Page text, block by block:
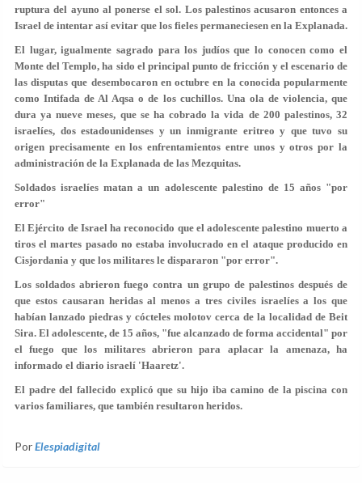
ruptura del ayuno al ponerse el sol. Los palestinos acusaron entonces a
Israel de intentar así evitar que los fieles permaneciesen en la Explanada.
El lugar, igualmente sagrado para los judíos que lo conocen como el
Monte del Templo, ha sido el principal punto de fricción y el escenario de
las disputas que desembocaron en octubre en la conocida popularmente
como Intifada de Al Aqsa o de los cuchillos. Una ola de violencia, que
dura ya nueve meses, que se ha cobrado la vida de 200 palestinos, 32
israelíes, dos estadounidenses y un inmigrante eritreo y que tuvo su
origen precisamente en los enfrentamientos entre unos y otros por la
administración de la Explanada de las Mezquitas.
Soldados israelíes matan a un adolescente palestino de 15 años "por
error"
El Ejército de Israel ha reconocido que el adolescente palestino muerto a
tiros el martes pasado no estaba involucrado en el ataque producido en
Cisjordania y que los militares le dispararon "por error".
Los soldados abrieron fuego contra un grupo de palestinos después de
que estos causaran heridas al menos a tres civiles israelíes a los que
habían lanzado piedras y cócteles molotov cerca de la localidad de Beit
Sira. El adolescente, de 15 años, "fue alcanzado de forma accidental" por
el fuego que los militares abrieron para aplacar la amenaza, ha
informado el diario israelí 'Haaretz'.
El padre del fallecido explicó que su hijo iba camino de la piscina con
varios familiares, que también resultaron heridos.
PorElespiadigital